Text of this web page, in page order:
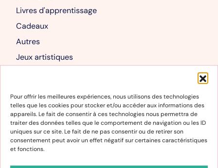
Pour offrir les meilleures expériences, nous utilisons des technologies
telles que les cookies pour stocker et/ou accéder aux informations des
appareils. Le fait de consentir à ces technologies nous permettra de
traiter des données telles que le comportement de navigation ou les ID
uniques sur ce site. Le fait de ne pas consentir ou de retirer son
consentement peut avoir un effet négatif sur certaines caractéristiques
et fonctions.
Livres d'apprentissage
Cadeaux
Autres
Jeux artistiques
Mon compte
Mon compte
Panier
Informations